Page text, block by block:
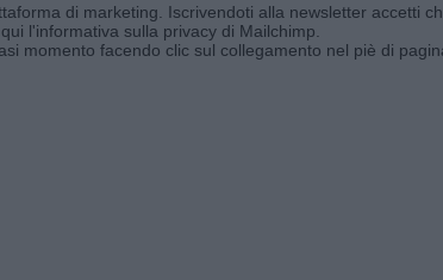
di marketing. Iscrivendoti alla newsletter accetti
l'informativa sulla privacy di Mailchimp
momento facendo clic sul collegamento nel piè di